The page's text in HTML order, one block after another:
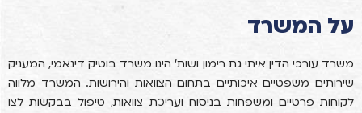
על המשרד
משרד עורכי הדין איתי גת רימון ושות' הינו משרד בוטיק דינאמי, המעניק
שירותים משפטיים איכותיים בתחום הצוואות והירושות. המשרד מלווה
לקוחות פרטיים ומשפחות בניסוח ועריכת צוואות, טיפול בבקשות לצו